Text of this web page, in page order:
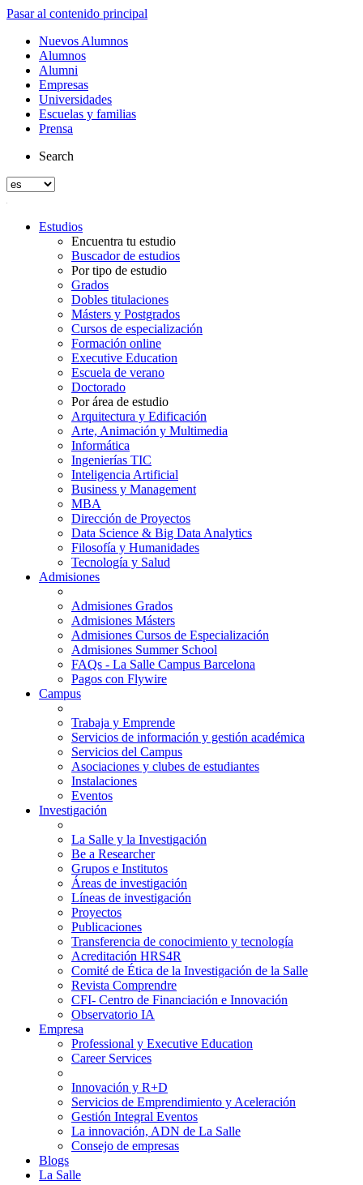
Pasar al contenido principal
Nuevos Alumnos
Alumnos
Alumni
Empresas
Universidades
Escuelas y familias
Prensa
Search
Estudios
Encuentra tu estudio
Buscador de estudios
Por tipo de estudio
Grados
Dobles titulaciones
Másters y Postgrados
Cursos de especialización
Formación online
Executive Education
Escuela de verano
Doctorado
Por área de estudio
Arquitectura y Edificación
Arte, Animación y Multimedia
Informática
Ingenierías TIC
Inteligencia Artificial
Business y Management
MBA
Dirección de Proyectos
Data Science & Big Data Analytics
Filosofía y Humanidades
Tecnología y Salud
Admisiones
Admisiones Grados
Admisiones Másters
Admisiones Cursos de Especialización
Admisiones Summer School
FAQs - La Salle Campus Barcelona
Pagos con Flywire
Campus
Trabaja y Emprende
Servicios de información y gestión académica
Servicios del Campus
Asociaciones y clubes de estudiantes
Instalaciones
Eventos
Investigación
La Salle y la Investigación
Be a Researcher
Grupos e Institutos
Áreas de investigación
Líneas de investigación
Proyectos
Publicaciones
Transferencia de conocimiento y tecnología
Acreditación HRS4R
Comité de Ética de la Investigación de la Salle
Revista Comprendre
CFI- Centro de Financiación e Innovación
Observatorio IA
Empresa
Professional y Executive Education
Career Services
Innovación y R+D
Servicios de Emprendimiento y Aceleración
Gestión Integral Eventos
La innovación, ADN de La Salle
Consejo de empresas
Blogs
La Salle